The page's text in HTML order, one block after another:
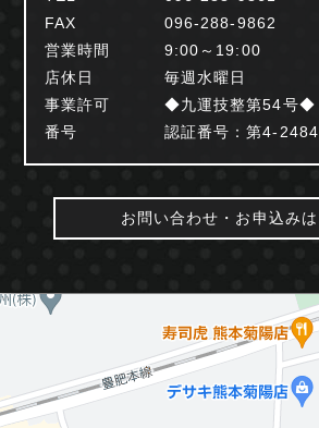
FAX
096-288-9862
営業時間
9:00～19:00
店休日
毎週水曜日
事業許可
番号
◆九運技整第54号◆
認証番号：第4-2484
お問い合わせ・お申込みは